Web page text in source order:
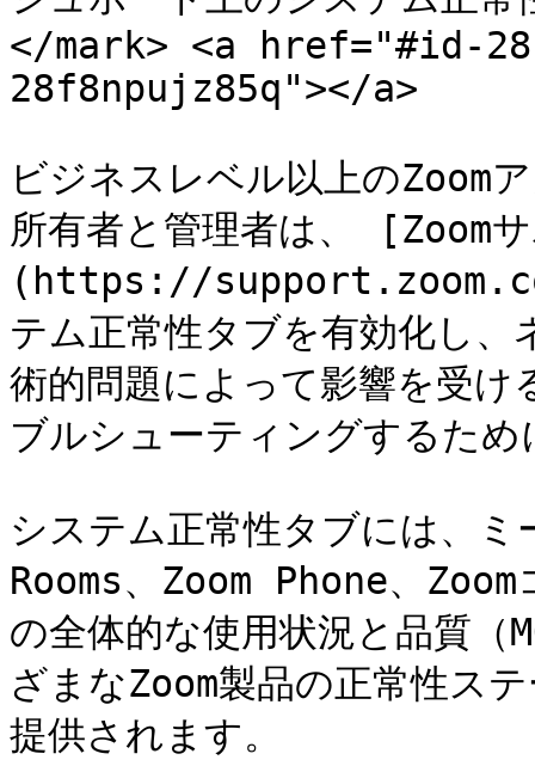
</mark> <a href="#id-
28f8npujz85q"></a>
ビジネスレベル以上のZoom
所有者と管理者は、 [Zoom
(https://
テム正常性タブを有効化し
術的問題によって影響を受け
ブルシューティングするため
システム正常性タブには、ミ
Rooms、Zoom Phone、
の全体的な使用状況と品質（
ざまなZoom製品の正常性ス
提供されます。